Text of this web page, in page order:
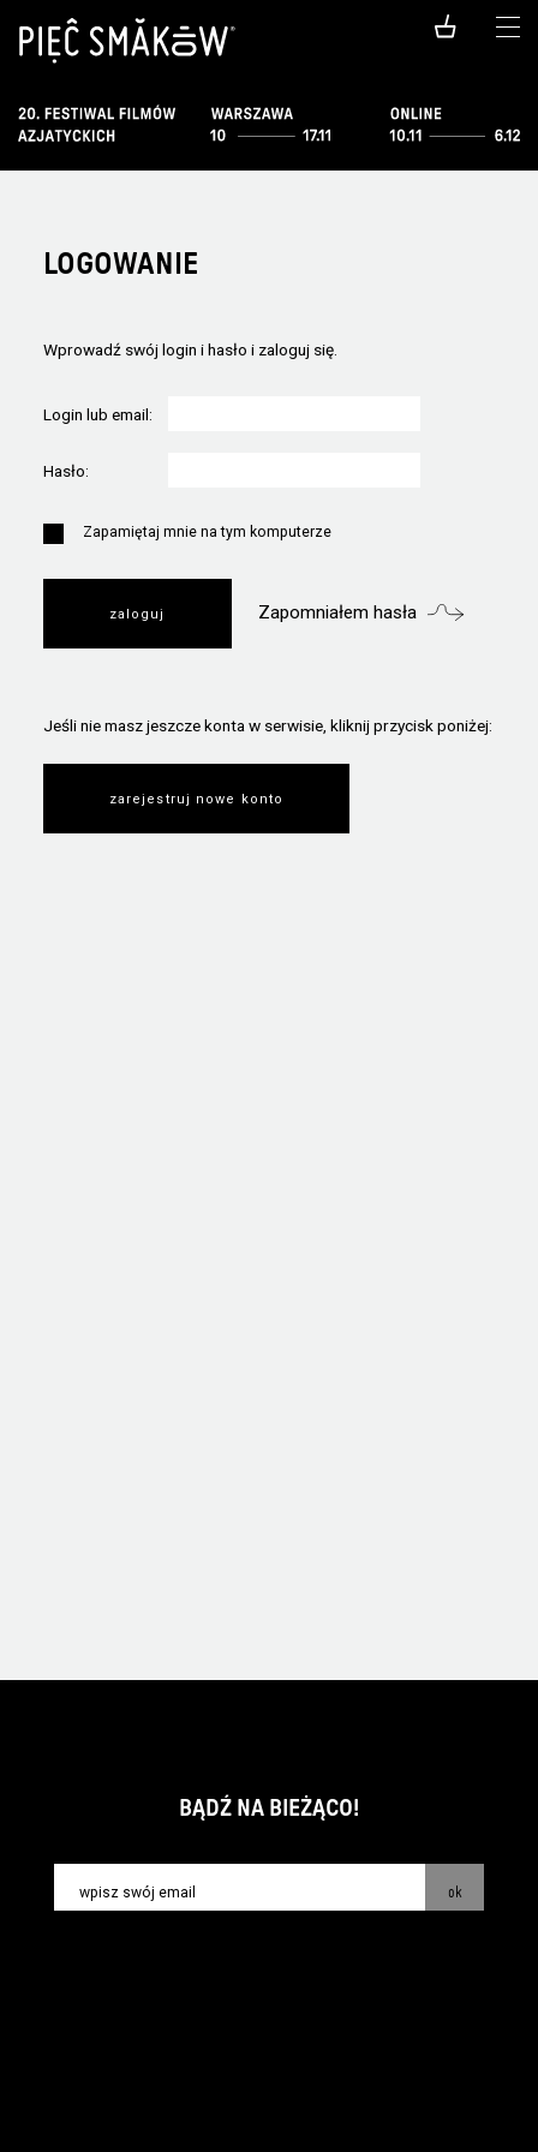
LOGOWANIE
Wprowadź swój login i hasło i zaloguj się.
Login lub email:
Hasło:
Zapamiętaj mnie na tym komputerze
Zapomniałem hasła
Jeśli nie masz jeszcze konta w serwisie, kliknij przycisk poniżej:
zarejestruj nowe konto
BĄDŹ NA BIEŻĄCO!
ok